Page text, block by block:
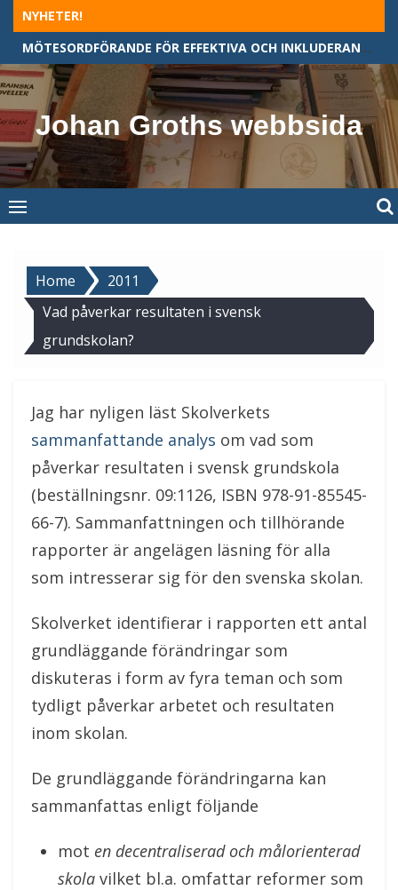
Skip
content
NYHETER!
MÖTESORDFÖRANDE FÖR EFFEKTIVA OCH INKLUDERANDE MÖTEN
Johan Groths webbsida
Home
2011
Vad påverkar resultaten i svensk
grundskolan?
Jag har nyligen läst Skolverkets
sammanfattande analys om vad som
påverkar resultaten i svensk grundskola
(beställningsnr. 09:1126, ISBN 978-91-85545-
66-7). Sammanfattningen och tillhörande
rapporter är angelägen läsning för alla
som intresserar sig för den svenska skolan.
Skolverket identifierar i rapporten ett antal
grundläggande förändringar som
diskuteras i form av fyra teman och som
tydligt påverkar arbetet och resultaten
inom skolan.
De grundläggande förändringarna kan
sammanfattas enligt följande
mot en decentraliserad och målorienterad
skola vilket bl.a. omfattar reformer som